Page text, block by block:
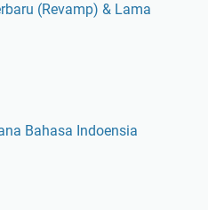
(Revamp) & Lama
Bahasa Indoensia